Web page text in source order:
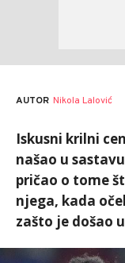
AUTOR Nikola Lalović
Iskusni krilni
našao u
pričao o tome
njega, kada
zašto je došao